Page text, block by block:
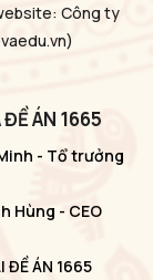
Công ty
ÁN 1665
- Tổ trưởng
Hùng - CEO
ĐỀ ÁN 1665